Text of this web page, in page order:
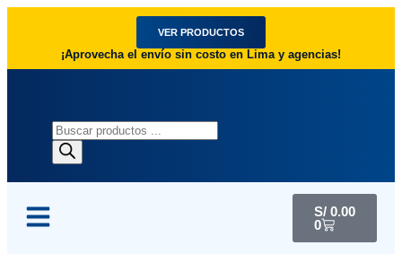
VER PRODUCTOS
¡Aprovecha el envío sin costo en Lima y agencias!
S/ 0.00
0